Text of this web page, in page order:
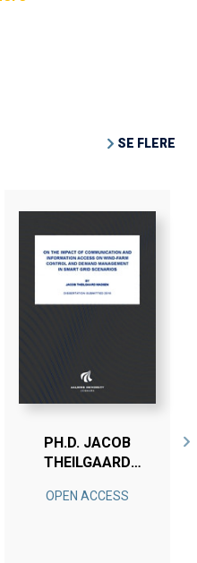
SE FLERE
PH.D. JACOB
THEILGAARD
OPEN ACCESS